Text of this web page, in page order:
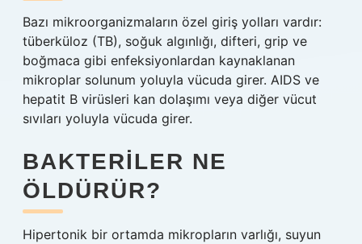
Bazı mikroorganizmaların özel giriş yolları vardır:
tüberküloz (TB), soğuk algınlığı, difteri, grip ve
boğmaca gibi enfeksiyonlardan kaynaklanan
mikroplar solunum yoluyla vücuda girer. AIDS ve
hepatit B virüsleri kan dolaşımı veya diğer vücut
sıvıları yoluyla vücuda girer.
BAKTERILER NE
ÖLDÜRÜR?
Hipertonik bir ortamda mikropların varlığı, suyun